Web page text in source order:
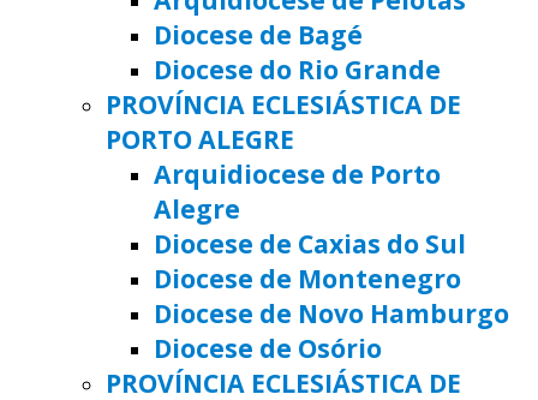
Diocese de Bagé
Diocese do Rio Grande
PROVÍNCIA ECLESIÁSTICA DE
PORTO ALEGRE
Arquidiocese de Porto
Alegre
Diocese de Caxias do Sul
Diocese de Montenegro
Diocese de Novo Hamburgo
Diocese de Osório
PROVÍNCIA ECLESIÁSTICA DE